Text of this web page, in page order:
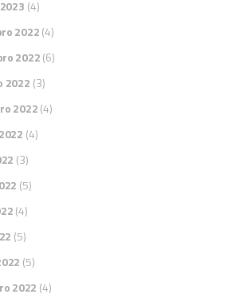
(4)
2022(4)
2022(6)
2022 (3)
2022(4)
(4)
(3)
(5)
(4)
(5)
(5)
2022 (4)